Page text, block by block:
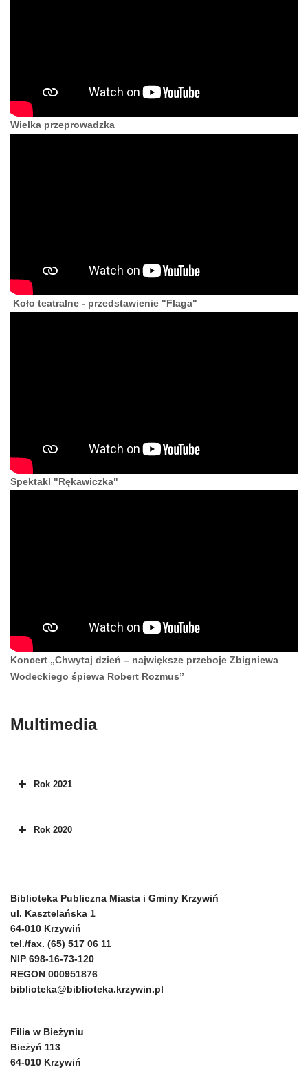
Wielka przeprowadzka
Koło teatralne - przedstawienie "Flaga"
Spektakl "Rękawiczka"
Koncert „Chwytaj dzień – największe przeboje Zbigniewa
Wodeckiego śpiewa Robert Rozmus”
Multimedia
Rok 2021
Rok 2020
Biblioteka Publiczna Miasta i Gminy Krzywiń
ul. Kasztelańska 1
64-010 Krzywiń
tel./fax. (65) 517 06 11
NIP 698-16-73-120
REGON 000951876
biblioteka@biblioteka.krzywin.pl
Filia w Bieżyniu
Bieżyń 113
64-010 Krzywiń